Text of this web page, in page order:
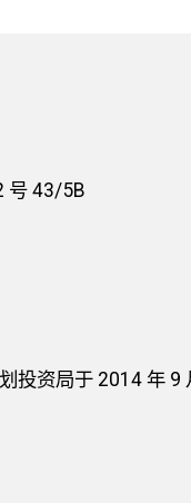
号 43/5B
投资局于 2014 年 9